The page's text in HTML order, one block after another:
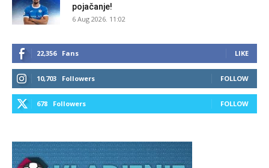
pojačanje!
6 Aug 2026. 11:02
22,356 Fans LIKE
10,703 Followers FOLLOW
678 Followers FOLLOW